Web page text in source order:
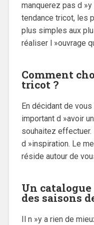
manquerez pas d
tendance tricot, les
plus simples aux
réaliser l »ouvrage
Comment
tricot ?
En décidant de
important d »avoir
souhaitez
d »inspiration. Le
réside autour de
Un
des saisons
Il n »y a rien de